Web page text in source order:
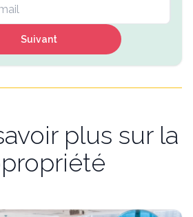
Suivant
plus sur la